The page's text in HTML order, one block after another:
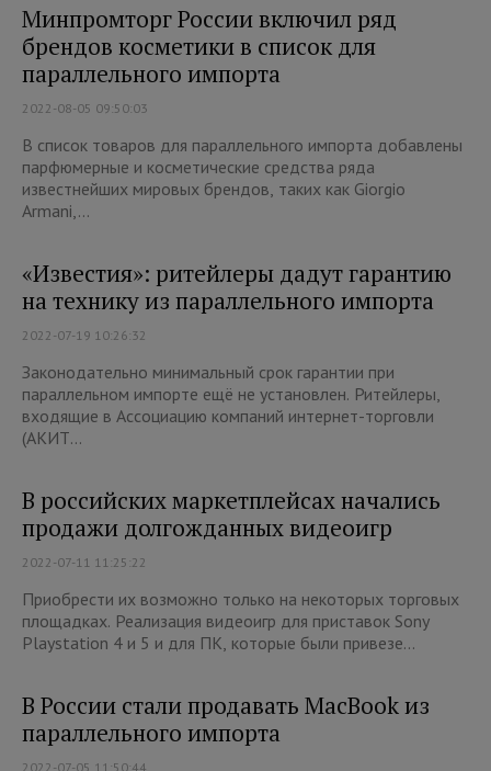
Минпромторг России включил ряд
брендов косметики в список для
параллельного импорта
2022-08-05 09:50:03
В список товаров для параллельного импорта добавлены
парфюмерные и косметические средства ряда
известнейших мировых брендов, таких как Giorgio
Armani,...
«Известия»: ритейлеры дадут гарантию
на технику из параллельного импорта
2022-07-19 10:26:32
Законодательно минимальный срок гарантии при
параллельном импорте ещё не установлен. Ритейлеры,
входящие в Ассоциацию компаний интернет-торговли
(АКИТ...
В российских маркетплейсах начались
продажи долгожданных видеоигр
2022-07-11 11:25:22
Приобрести их возможно только на некоторых торговых
площадках. Реализация видеоигр для приставок Sony
Playstation 4 и 5 и для ПК, которые были привезе...
В России стали продавать MacBook из
параллельного импорта
2022-07-05 11:50:44